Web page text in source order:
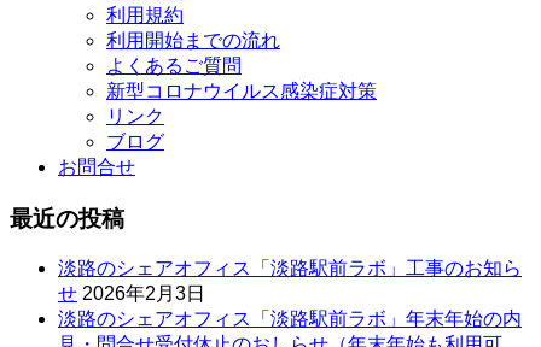
利用規約
利用開始までの流れ
よくあるご質問
新型コロナウイルス感染症対策
リンク
ブログ
お問合せ
最近の投稿
淡路のシェアオフィス「淡路駅前ラボ」工事のお知ら
せ 2026年2月3日
淡路のシェアオフィス「淡路駅前ラボ」年末年始の内